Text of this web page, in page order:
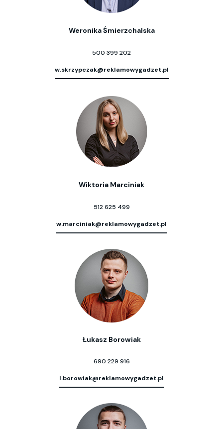
Weronika Śmierzchalska
500 399 202
w.skrzypczak@reklamowygadzet.pl
Wiktoria Marciniak
512 625 499
w.marciniak@reklamowygadzet.pl
Łukasz Borowiak
690 229 916
l.borowiak@reklamowygadzet.pl